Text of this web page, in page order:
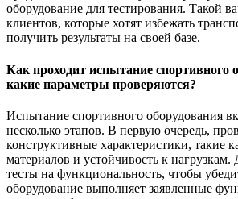
оборудование для тестирования. Такой
клиентов, которые хотят избежать
получить результаты на своей базе.
Как проходит испытание спортивного
какие параметры проверяются?
Испытание спортивного оборудования
несколько этапов. В первую очередь,
конструктивные характеристики, такие
материалов и устойчивость к нагрузкам.
тесты на функциональность, чтобы
оборудование выполняет заявленные